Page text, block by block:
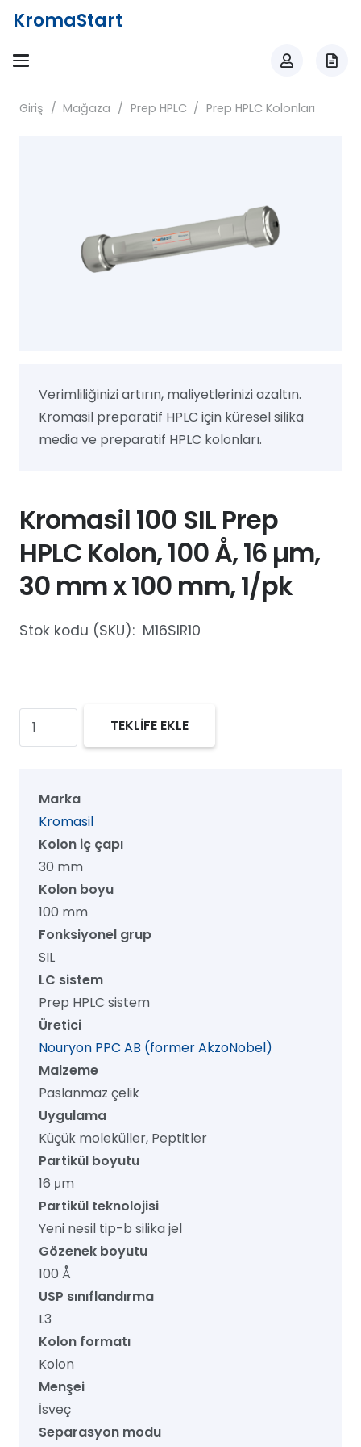
KromaStart
Giriş / Mağaza / Prep HPLC / Prep HPLC Kolonları
Verimliliğinizi artırın, maliyetlerinizi azaltın.
Kromasil preparatif HPLC için küresel silika
media ve preparatif HPLC kolonları.
Kromasil 100 SIL Prep
HPLC Kolon, 100 Å, 16 µm,
30 mm x 100 mm, 1/pk
Stok kodu (SKU): M16SIR10
Kromasil
100
HPLC
Kolon,
µm,
mm
mm,
1/pk
adet
TEKLİFE EKLE
Marka
Kromasil
Kolon iç çapı
30 mm
Kolon boyu
100 mm
Fonksiyonel grup
SIL
LC sistem
Prep HPLC sistem
Üretici
Nouryon PPC AB (former AkzoNobel)
Malzeme
Paslanmaz çelik
Uygulama
Küçük moleküller, Peptitler
Partikül boyutu
16 μm
Partikül teknolojisi
Yeni nesil tip-b silika jel
Gözenek boyutu
100 Å
USP sınıflandırma
L3
Kolon formatı
Kolon
Menşei
İsveç
Separasyon modu